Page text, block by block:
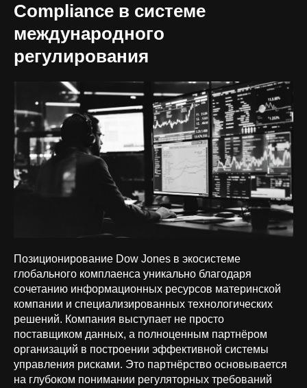
Compliance в системе
международного
регулирования
Позиционирование Dow Jones в экосистеме
глобального комплаенса уникально благодаря
сочетанию информационных ресурсов материнской
компании и специализированных технологических
решений. Компания выступает не просто
поставщиком данных, а полноценным партнёром
организаций в построении эффективной системы
управления рисками. Это партнёрство основывается
на глубоком понимании регуляторных требований